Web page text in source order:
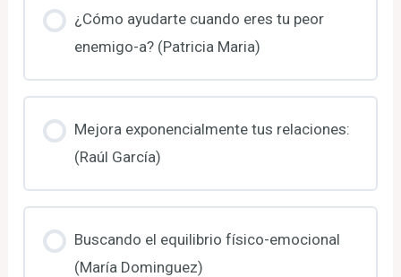
¿Cómo ayudarte cuando eres tu peor
enemigo-a? (Patricia Maria)
Mejora exponencialmente tus relaciones:
(Raúl García)
Buscando el equilibrio físico-emocional
(María Dominguez)